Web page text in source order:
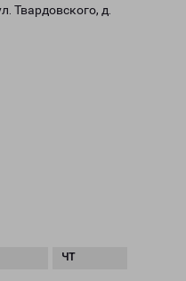
Твардовского, д.